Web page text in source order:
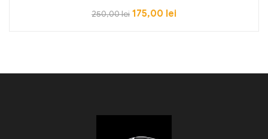
250,00lei 175,00 lei